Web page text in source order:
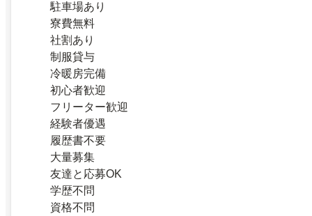
駐車場あり
寮費無料
社割あり
制服貸与
冷暖房完備
初心者歓迎
フリーター歓迎
経験者優遇
履歴書不要
大量募集
友達と応募OK
学歴不問
資格不問